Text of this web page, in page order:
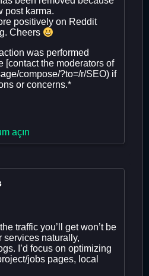
post karma.
positively on Reddit
Cheers
was performed
[contact the moderators of
compose/?to=/r/SEO) if
or concerns.*
açın
traffic you’ll get won’t be
services naturally,
I’d focus on optimizing
jobs pages, local